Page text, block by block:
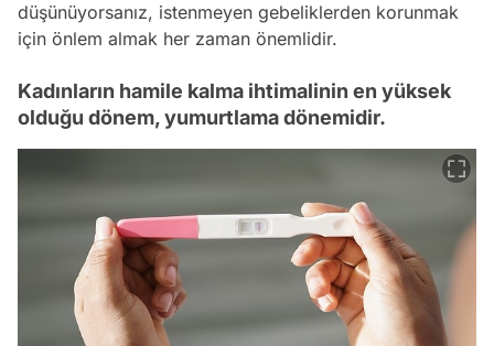
düşünüyorsanız, istenmeyen gebeliklerden korunmak
için önlem almak her zaman önemlidir.
Kadınların hamile kalma ihtimalinin en yüksek
olduğu dönem, yumurtlama dönemidir.